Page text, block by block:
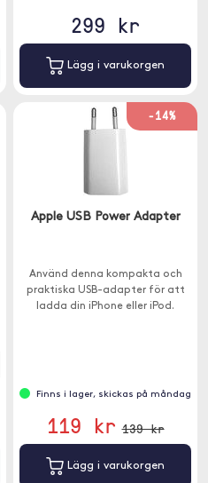
299 kr
Lägg i varukorgen
-14%
Apple USB Power Adapter
Använd denna kompakta och
praktiska USB-adapter för att
ladda din iPhone eller iPod.
Finns i lager, skickas på måndag
119 kr 139 kr
Lägg i varukorgen